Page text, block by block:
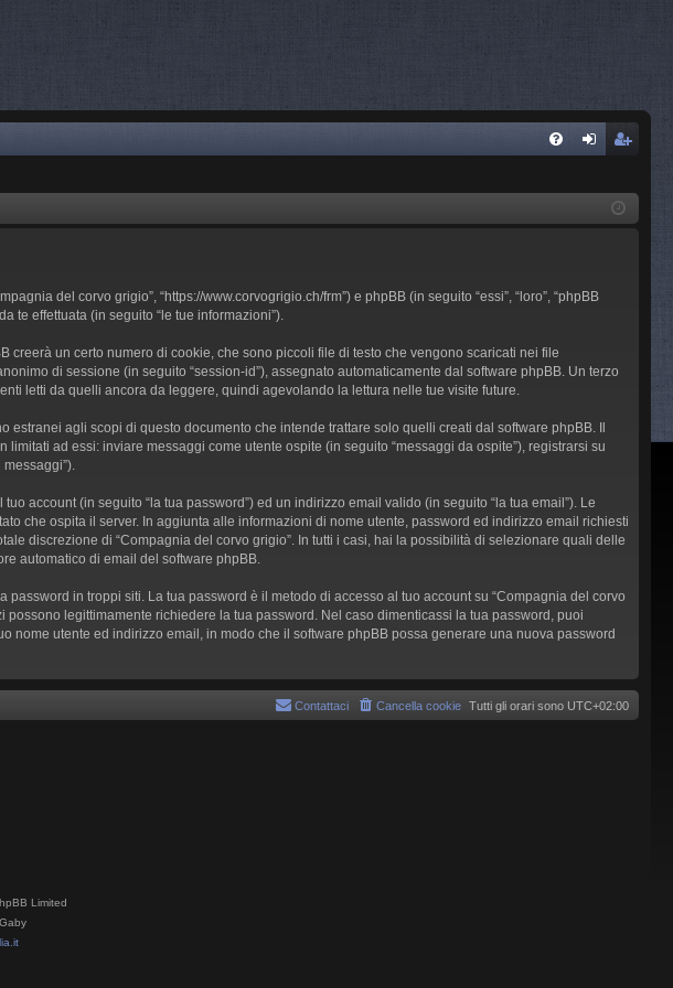
riv
del corvo grigio”, “https://www.corvogrigio.ch/frm”) e phpBB (in seguito “essi”, “loro”, “phpBB
te effettuata (in seguito “le tue informazioni”).
un certo numero di cookie, che sono piccoli file di testo che vengono scaricati nei file
di sessione (in seguito “session-id”), assegnato automaticamente dal software phpBB. Un terzo
letti da quelli ancora da leggere, quindi agevolando la lettura nelle tue visite future.
agli scopi di questo documento che intende trattare solo quelli creati dal software phpBB. Il
ad essi: inviare messaggi come utente ospite (in seguito “messaggi da ospite”), registrarsi su
account (in seguito “la tua password”) ed un indirizzo email valido (in seguito “la tua email”). Le
che ospita il server. In aggiunta alle informazioni di nome utente, password ed indirizzo email richiesti
discrezione di “Compagnia del corvo grigio”. In tutti i casi, hai la possibilità di selezionare quali delle
automatico di email del software phpBB.
in troppi siti. La tua password è il metodo di accesso al tuo account su “Compagnia del corvo
legittimamente richiedere la tua password. Nel caso dimenticassi la tua password, puoi
nome utente ed indirizzo email, in modo che il software phpBB possa generare una nuova password
Tutti gli orari sono UTC+02:00
Cancella cookie
Contattaci
Limited